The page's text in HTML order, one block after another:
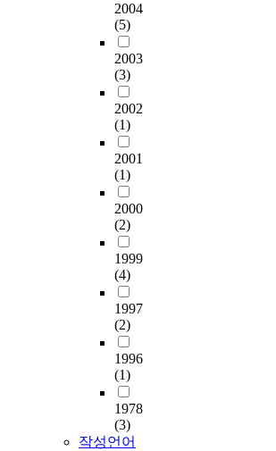
2004
(5)
2003
(3)
2002
(1)
2001
(1)
2000
(2)
1999
(4)
1997
(2)
1996
(1)
1978
(3)
작성언어